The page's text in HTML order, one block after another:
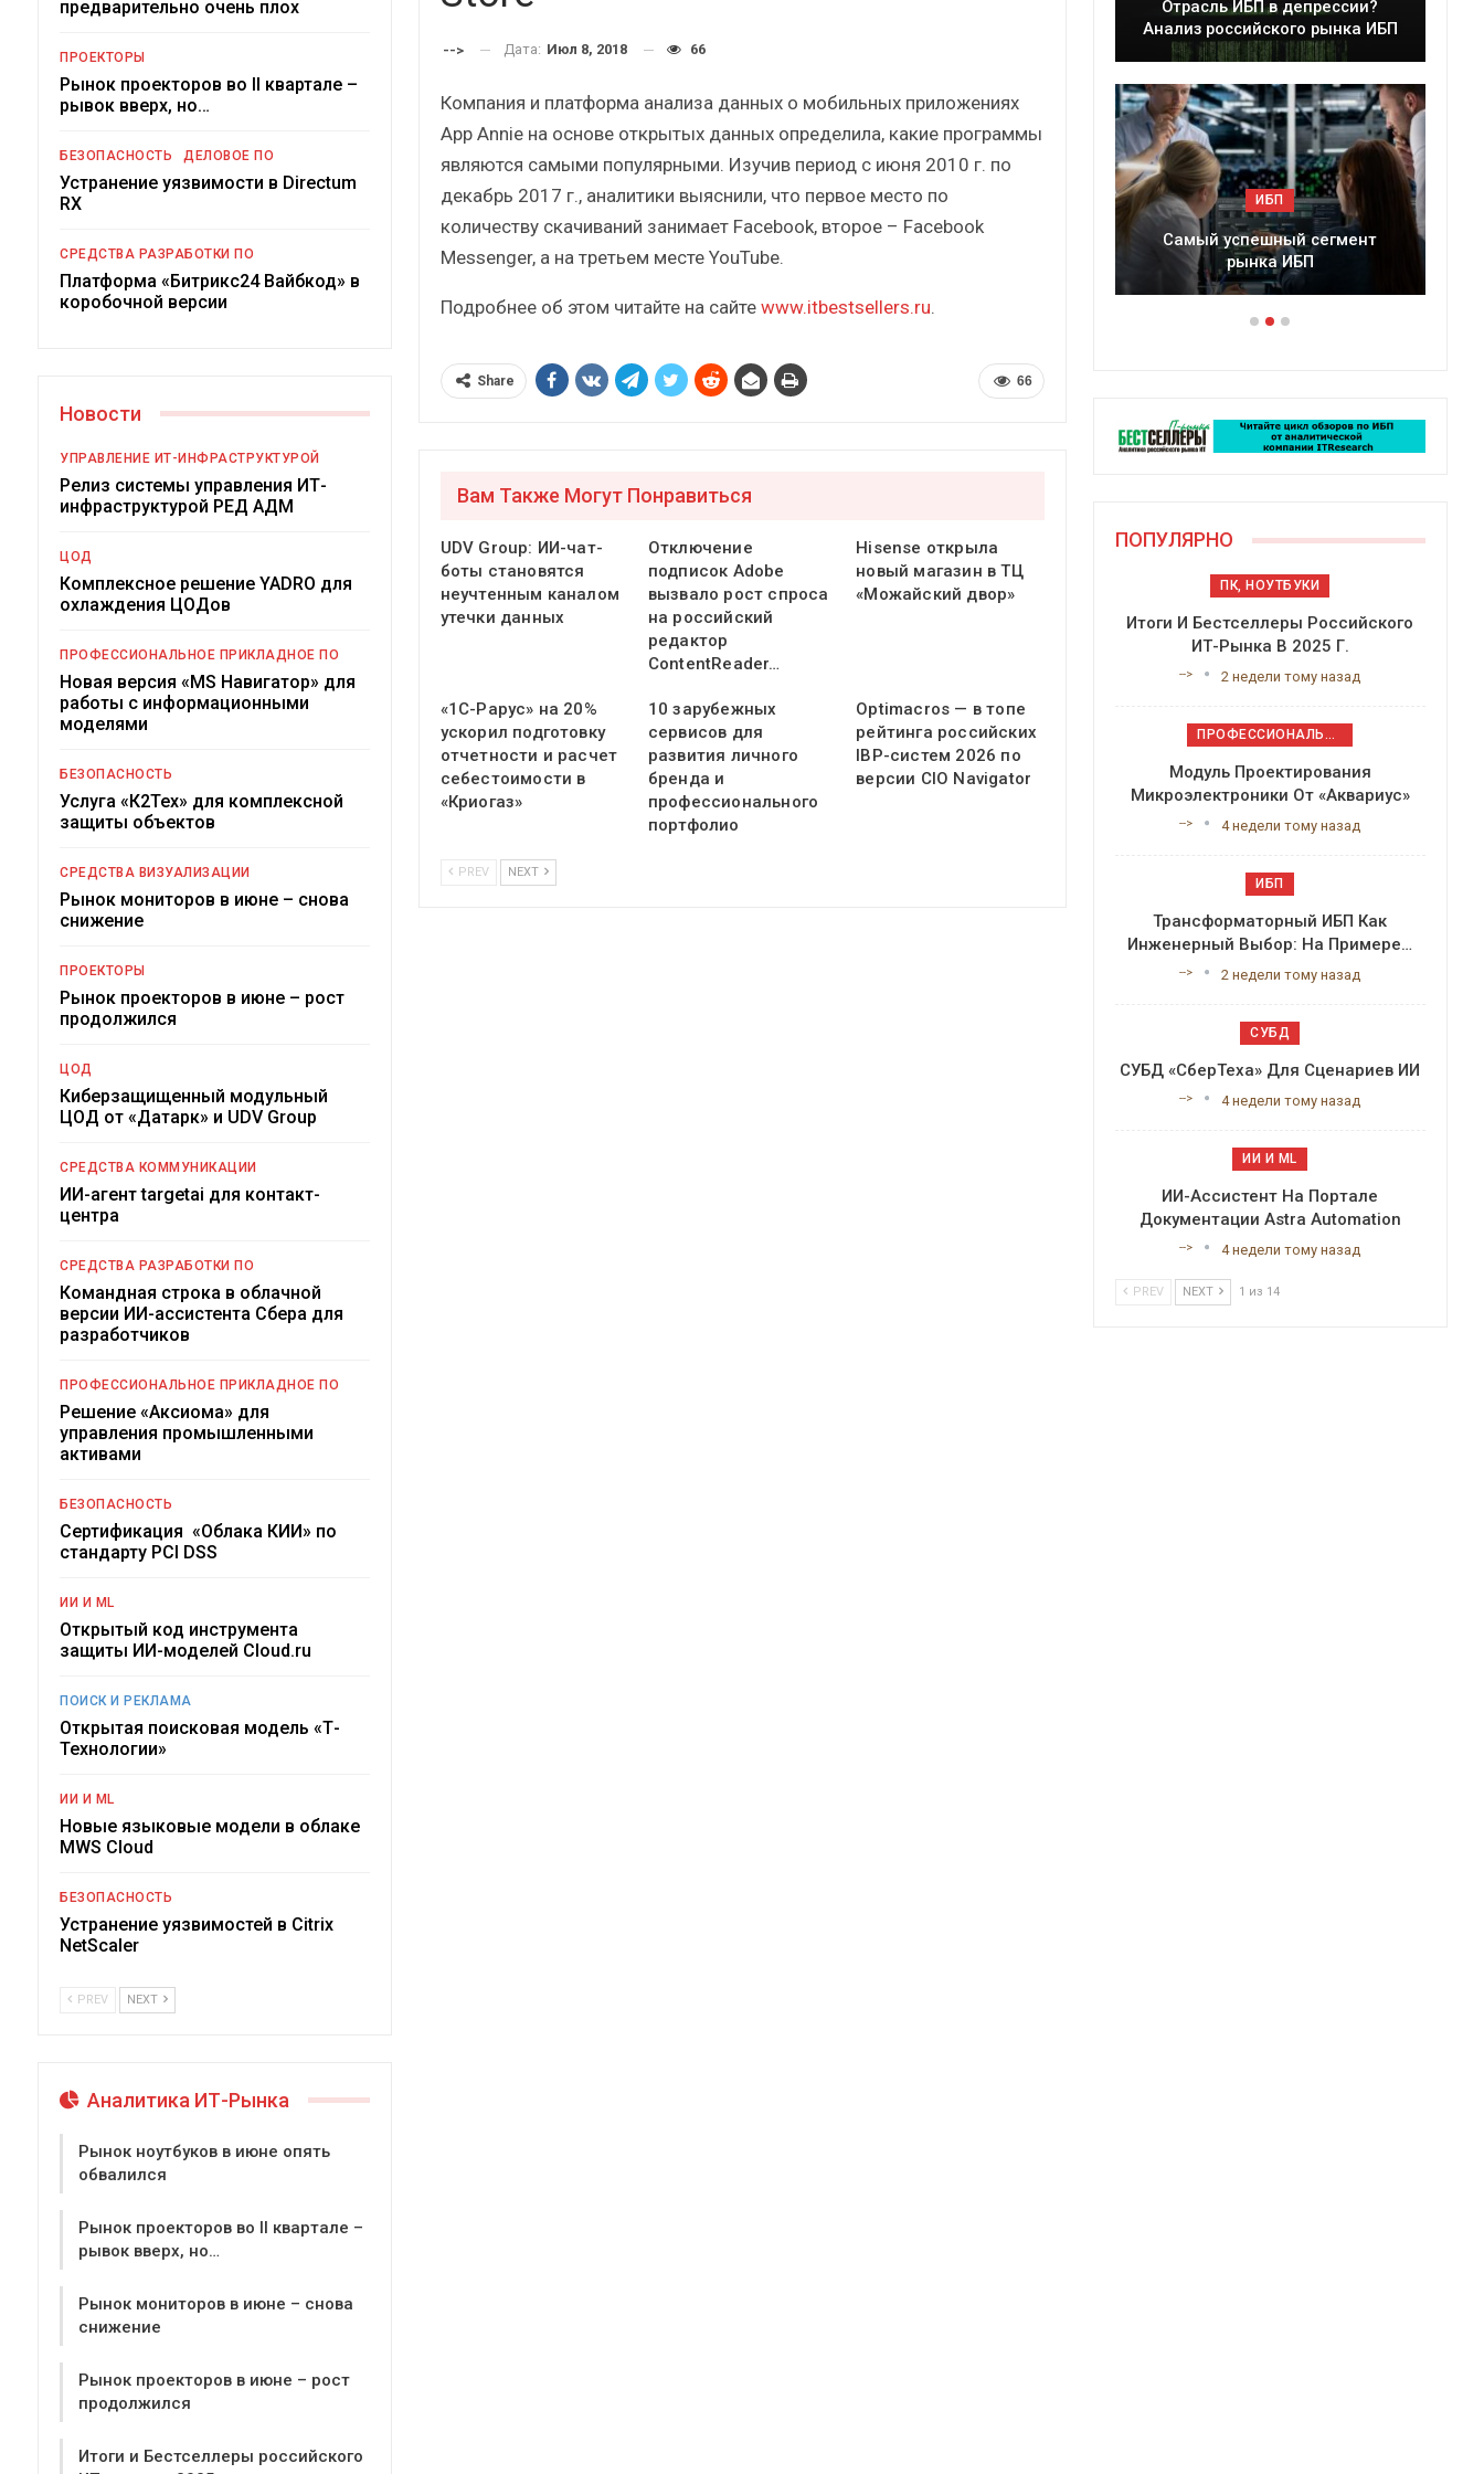
--> Дата: Июл 8, 2018 66
Компания и платформа анализа данных о мобильных приложениях
App Annie на основе открытых данных определила, какие программы
являются самыми популярными. Изучив период с июня 2010 г. по
декабрь 2017 г., аналитики выяснили, что первое место по
количеству скачиваний занимает Facebook, второе – Facebook
Messenger, а на третьем месте YouTube.
Подробнее об этом читайте на сайте www.itbestsellers.ru.
66
Share
Вам Также Могут Понравиться
UDV Group: ИИ-чат-
боты становятся
неучтенным каналом
утечки данных
Отключение
подписок Adobe
вызвало рост спроса
на российский
редактор
ContentReader…
Hisense открыла
новый магазин в ТЦ
«Можайский двор»
«1С-Рарус» на 20%
ускорил подготовку
отчетности и расчет
себестоимости в
«Криогаз»
10 зарубежных
сервисов для
развития личного
бренда и
профессионального
портфолио
Optimacros — в топе
рейтинга российских
IBP-систем 2026 по
версии CIO Navigator
PREV NEXT
предварительно очень плох
ПРОЕКТОРЫ
Рынок проекторов во II квартале –
рывок вверх, но…
БЕЗОПАСНОСТЬ ДЕЛОВОЕ ПО
Устранение уязвимости в Directum
RX
СРЕДСТВА РАЗРАБОТКИ ПО
Платформа «Битрикс24 Вайбкод» в
коробочной версии
Новости
УПРАВЛЕНИЕ ИТ-ИНФРАСТРУКТУРОЙ
Релиз системы управления ИТ-
инфраструктурой РЕД АДМ
ЦОД
Комплексное решение YADRO для
охлаждения ЦОДов
ПРОФЕССИОНАЛЬНОЕ ПРИКЛАДНОЕ ПО
Новая версия «MS Навигатор» для
работы с информационными
моделями
БЕЗОПАСНОСТЬ
Услуга «К2Тех» для комплексной
защиты объектов
СРЕДСТВА ВИЗУАЛИЗАЦИИ
Рынок мониторов в июне – снова
снижение
ПРОЕКТОРЫ
Рынок проекторов в июне – рост
продолжился
ЦОД
Киберзащищенный модульный
ЦОД от «Датарк» и UDV Group
СРЕДСТВА КОММУНИКАЦИИ
ИИ-агент targetai для контакт-
центра
СРЕДСТВА РАЗРАБОТКИ ПО
Командная строка в облачной
версии ИИ-ассистента Сбера для
разработчиков
ПРОФЕССИОНАЛЬНОЕ ПРИКЛАДНОЕ ПО
Решение «Аксиома» для
управления промышленными
активами
БЕЗОПАСНОСТЬ
Сертификация «Облака КИИ» по
стандарту PCI DSS
ИИ И ML
Открытый код инструмента
защиты ИИ-моделей Cloud.ru
ПОИСК И РЕКЛАМА
Открытая поисковая модель «Т-
Технологии»
ИИ И ML
Новые языковые модели в облаке
MWS Cloud
БЕЗОПАСНОСТЬ
Устранение уязвимостей в Citrix
NetScaler
PREV NEXT
Аналитика ИТ-Рынка
Рынок ноутбуков в июне опять
обвалился
Рынок проекторов во II квартале –
рывок вверх, но…
Рынок мониторов в июне – снова
снижение
Рынок проекторов в июне – рост
продолжился
Итоги и Бестселлеры российского
Краткий статистический
ИБП
Подкосят ли глобальные угрозы
российский рынок ИБП?
ИБП
Отрасль ИБП в депрессии?
Отрасль ИБП в депрессии?
Анализ российского рынка ИБП
ИБП
Самый успешный сегмент
рынка ИБП
ПОПУЛЯРНО
ПК, НОУТБУКИ
Итоги И Бестселлеры Российского
ИТ-Рынка В 2025 Г.
--> 2 недели тому назад
ПРОФЕССИОНАЛЬНОЕ ПРИКЛАДНОЕ ПО
Модуль Проектирования
Микроэлектроники От «Аквариус»
--> 4 недели тому назад
ИБП
Трансформаторный ИБП Как
Инженерный Выбор: На Примере…
--> 2 недели тому назад
СУБД
СУБД «СберТеха» Для Сценариев ИИ
--> 4 недели тому назад
ИИ И ML
ИИ-Ассистент На Портале
Документации Astra Automation
--> 4 недели тому назад
PREV NEXT 1 из 14